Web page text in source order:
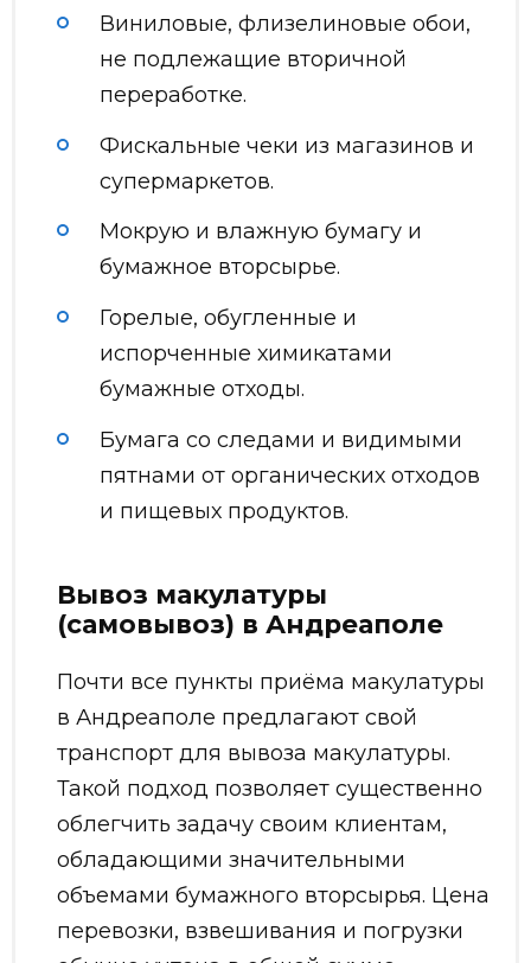
Виниловые, флизелиновые обои,
не подлежащие вторичной
переработке.
Фискальные чеки из магазинов и
супермаркетов.
Мокрую и влажную бумагу и
бумажное вторсырье.
Горелые, обугленные и
испорченные химикатами
бумажные отходы.
Бумага со следами и видимыми
пятнами от органических отходов
и пищевых продуктов.
Вывоз макулатуры
(самовывоз) в Андреаполе
Почти все пункты приёма макулатуры
в Андреаполе предлагают свой
транспорт для вывоза макулатуры.
Такой подход позволяет существенно
облегчить задачу своим клиентам,
обладающими значительными
объемами бумажного вторсырья. Цена
перевозки, взвешивания и погрузки